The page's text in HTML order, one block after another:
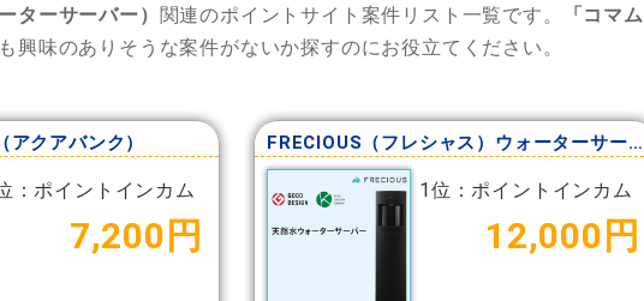
ターサーバー） 関連のポイントサイト案件リスト一覧です。
「コマム
興味のありそうな案件がないか探すのにお役立てください。
クアバンク）
：ポイントインカム
7,200円
FRECIOUS（フレシャス）ウォーターサーバー
1位：ポイントインカム
12,000円